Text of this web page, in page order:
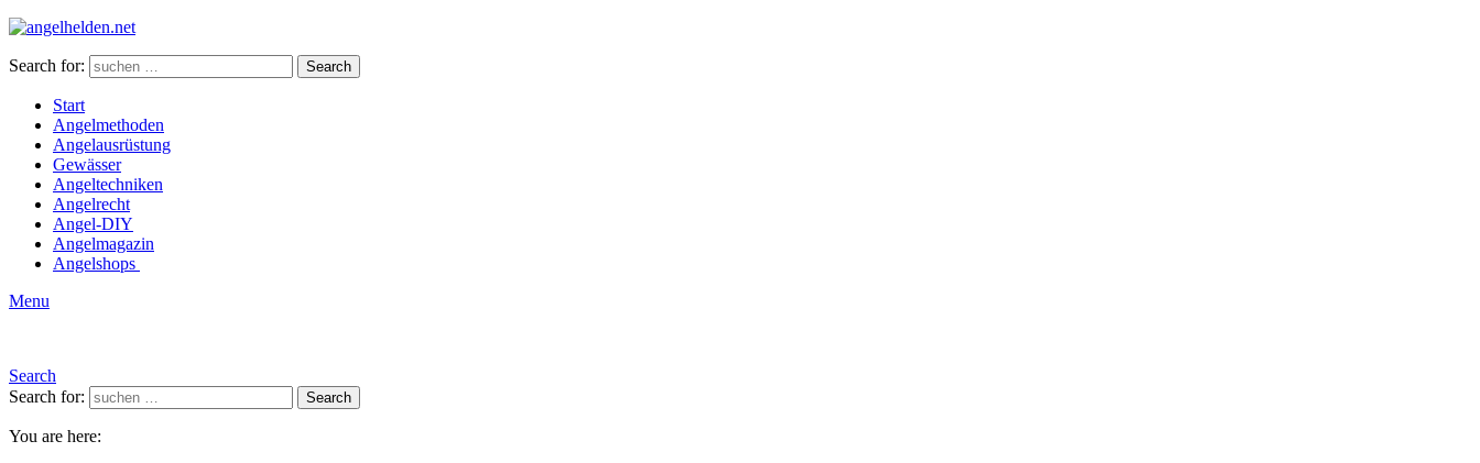
Search for: Search
Start
Angelmethoden
Angelausrüstung
Gewässer
Angeltechniken
Angelrecht
Angel-DIY
Angelmagazin
Angelshops
Menu
Search
Search for:
Search
You are here: